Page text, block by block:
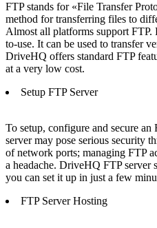
FTP stands for «File Transfer
method for transferring files to
Almost all platforms support FTP.
to-use. It can be used to transfer
DriveHQ offers standard FTP
at a very low cost.
Setup FTP Server
To setup, configure and secure an
server may pose serious security
of network ports; managing FTP
a headache. DriveHQ FTP server
you can set it up in just a few
FTP Server Hosting